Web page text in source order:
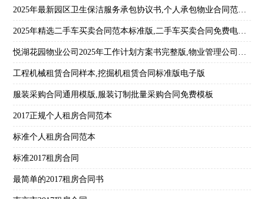
2025年最新园区卫生保洁服务承包协议书,个人承包物业合同范本全文免费版
2025年精选二手车买卖合同范本标准版,二手车买卖合同免费电子版怎么写
悦湖花园物业公司2025年工作计划方案书完整版,物业管理公司方案计划书怎么写
工程机械租赁合同样本,挖掘机租赁合同标准版电子版
服装采购合同通用模版,服装订制批量采购合同免费模板
2017正规个人租房合同范本
标准个人租房合同范本
标准2017租房合同
最简单的2017租房合同书